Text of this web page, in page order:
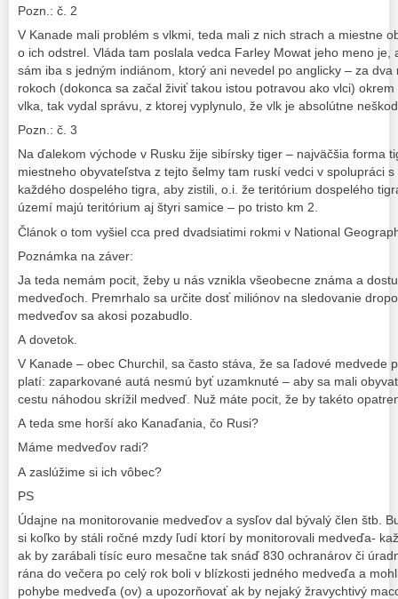
Pozn.: č. 2
V Kanade mali problém s vlkmi, teda mali z nich strach a miestne
o ich odstrel. Vláda tam poslala vedca Farley Mowat jeho meno je,
sám iba s jedným indiánom, ktorý ani nevedel po anglicky – za
rokoch (dokonca sa začal živiť takou istou potravou ako vlci)
vlka, tak vydal správu, z ktorej vyplynulo, že vlk je absolútne
Pozn.: č. 3
Na ďalekom východe v Rusku žije sibírsky tiger – najväčšia forma
miestneho obyvateľstva z tejto šelmy tam ruskí vedci v spolupráci
každého dospelého tigra, aby zistili, o.i. že teritórium dospelého
území majú teritórium aj štyri samice – po tristo km 2.
Článok o tom vyšiel cca pred dvadsiatimi rokmi v National
Poznámka na záver:
Ja teda nemám pocit, žeby u nás vznikla všeobecne známa a
medveďoch. Premrhalo sa určite dosť miliónov na sledovanie
medveďov sa akosi pozabudlo.
A dovetok.
V Kanade – obec Churchil, sa často stáva, že sa ľadové medvede
platí: zaparkované autá nesmú byť uzamknuté – aby sa mali
cestu náhodou skrížil medveď. Nuž máte pocit, že by takéto
A teda sme horší ako Kanaďania, čo Rusi?
Máme medveďov radi?
A zaslúžime si ich vôbec?
PS
Údajne na monitorovanie medveďov a sysľov dal bývalý člen štb.
si koľko by stáli ročné mzdy ľudí ktorí by monitorovali medveďa-
ak by zarábali tísíc euro mesačne tak snáď 830 ochranárov či
rána do večera po celý rok boli v blízkosti jedného medveďa a
pohybe medveďa (ov) a upozorňovať ak by nejaký žravychtivý